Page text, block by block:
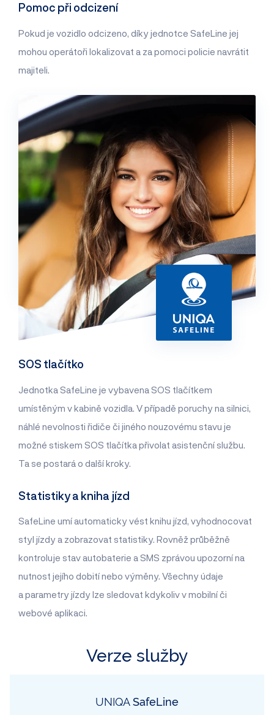
Pomoc při odcizení
Pokud je vozidlo odcizeno, díky jednotce SafeLine jej
mohou operátoři lokalizovat a za pomoci policie navrátit
majiteli.
SOS tlačítko
Jednotka SafeLine je vybavena SOS tlačítkem
umístěným v kabině vozidla. V případě poruchy na silnici,
náhlé nevolnosti řidiče či jiného nouzovému stavu je
možné stiskem SOS tlačítka přivolat asistenční službu.
Ta se postará o další kroky.
Statistiky a kniha jízd
SafeLine umí automaticky vést knihu jízd, vyhodnocovat
styl jízdy a zobrazovat statistiky. Rovněž průběžně
kontroluje stav autobaterie a SMS zprávou upozorní na
nutnost jejího dobití nebo výměny. Všechny údaje
a parametry jízdy lze sledovat kdykoliv v mobilní či
webové aplikaci.
Verze služby
UNIQASafeLine